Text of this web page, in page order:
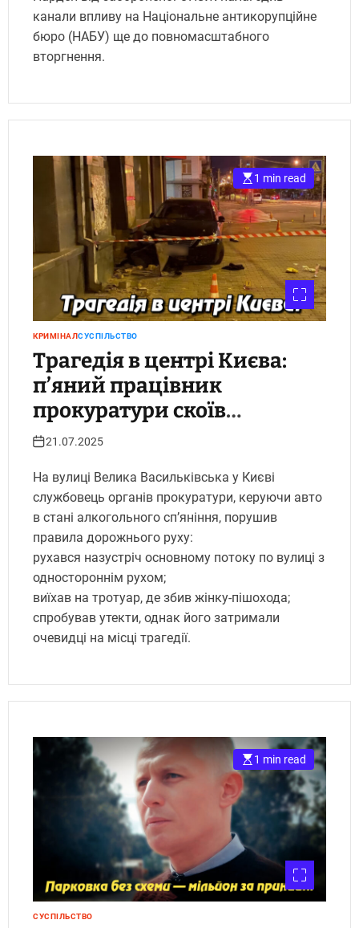
канали впливу на Національне антикорупційне
бюро (НАБУ) ще до повномасштабного
вторгнення.
1 min read
КРИМІНАЛСУСПІЛЬСТВО
Трагедія в центрі Києва:
п’яний працівник
прокуратури скоїв
смертельну ДТП — підозра,
особистий контроль
Генпрокурора.
Укрінфопрес.
21.07.2025
На вулиці Велика Васильківська у Києві
службовець органів прокуратури, керуючи авто
в стані алкогольного сп’яніння, порушив
правила дорожнього руху:
рухався назустріч основному потоку по вулиці з
одностороннім рухом;
виїхав на тротуар, де збив жінку-пішохода;
спробував утекти, однак його затримали
очевидці на місці трагедії.
1 min read
СУСПІЛЬСТВО